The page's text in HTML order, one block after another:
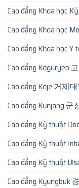
Cao đẳng Khoa học
Cao đẳng Khoa học
Cao đẳng Khoa học
Cao đẳng Koguryeo
Cao đẳng Koje 거제
Cao đẳng Kunjang 군
Cao đẳng Kỹ thuật
Cao đẳng Kỹ thuật
Cao đẳng Kỹ thuật
Cao đẳng Kyungbuk